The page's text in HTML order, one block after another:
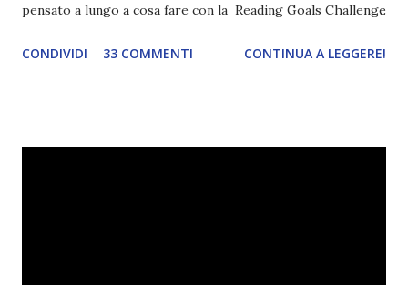
pensato a lungo a cosa fare con la Reading Goals Challenge
ho scoperto che anche alcuni di voi avrebbero fatto così,
CONDIVIDI 33 COMMENTI CONTINUA A LEGGERE!